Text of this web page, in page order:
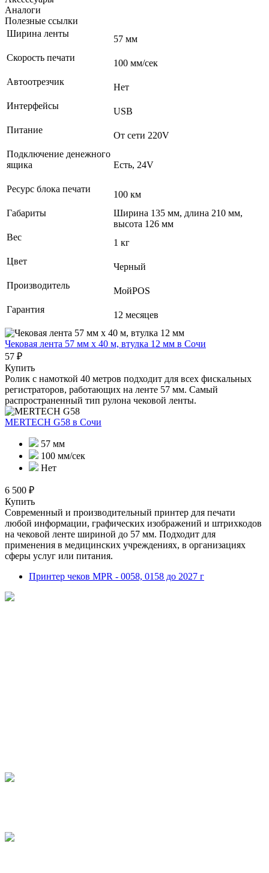
Аналоги
Полезные ссылки
Ширина ленты
57 мм
Скорость печати
100 мм/сек
Автоотрезчик
Нет
Интерфейсы
USB
Питание
От сети 220V
Подключение денежного
ящика
Есть, 24V
Ресурс блока печати
100 км
Габариты
Ширина 135 мм, длина 210 мм,
высота 126 мм
Вес
1 кг
Цвет
Черный
Производитель
МойPOS
Гарантия
12 месяцев
Чековая лента 57 мм x 40 м, втулка 12 мм в Сочи
57 ₽
Купить
Ролик с намоткой 40 метров подходит для всех фискальных
регистраторов, работающих на ленте 57 мм. Самый
распространенный тип рулона чековой ленты.
MERTECH G58 в Сочи
57 мм
100 мм/сек
Нет
6 500 ₽
Купить
Современный и производительный принтер для печати
любой информации, графических изображений и штрихкодов
на чековой ленте шириной до 57 мм. Подходит для
применения в медицинских учреждениях, в организациях
сферы услуг или питания.
Принтер чеков MPR - 0058, 0158 до 2027 г